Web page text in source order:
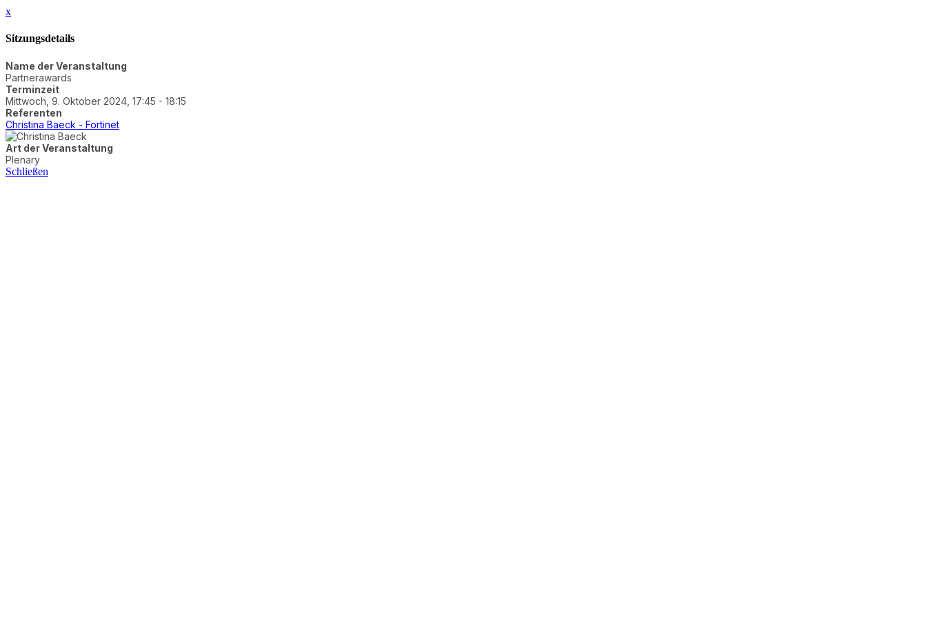
x
Sitzungsdetails
Name der Veranstaltung
Partnerawards
Terminzeit
Mittwoch, 9. Oktober 2024, 17:45 - 18:15
Referenten
Christina Baeck - Fortinet
Art der Veranstaltung
Plenary
Schließen